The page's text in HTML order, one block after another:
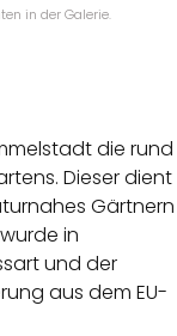
in der Galerie.
die rund
Dieser dient
Gärtnern
in
und der
aus dem EU-